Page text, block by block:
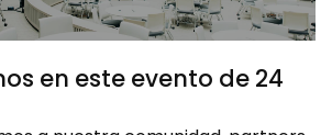
en este evento de 24